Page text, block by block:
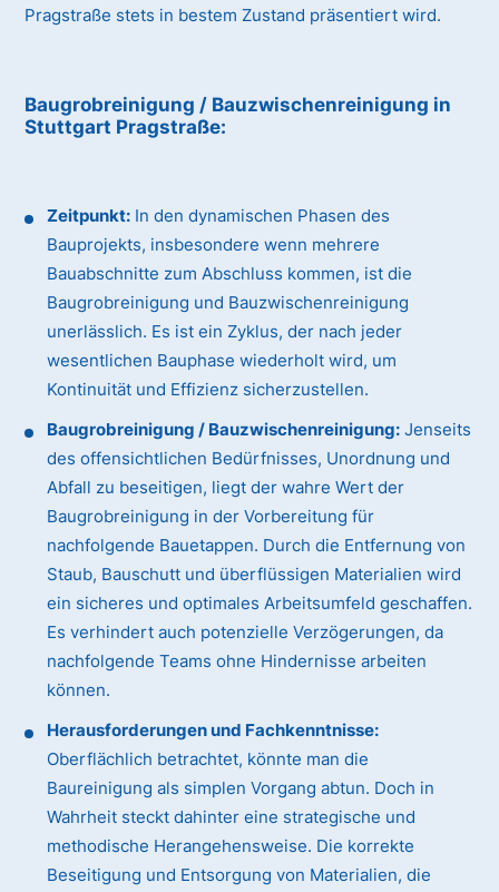
Pragstraße stets in bestem Zustand präsentiert wird.
Baugrobreinigung / Bauzwischenreinigung in
Stuttgart Pragstraße:
Zeitpunkt: In den dynamischen Phasen des
Bauprojekts, insbesondere wenn mehrere
Bauabschnitte zum Abschluss kommen, ist die
Baugrobreinigung und Bauzwischenreinigung
unerlässlich. Es ist ein Zyklus, der nach jeder
wesentlichen Bauphase wiederholt wird, um
Kontinuität und Effizienz sicherzustellen.
Baugrobreinigung / Bauzwischenreinigung: Jenseits
des offensichtlichen Bedürfnisses, Unordnung und
Abfall zu beseitigen, liegt der wahre Wert der
Baugrobreinigung in der Vorbereitung für
nachfolgende Bauetappen. Durch die Entfernung von
Staub, Bauschutt und überflüssigen Materialien wird
ein sicheres und optimales Arbeitsumfeld geschaffen.
Es verhindert auch potenzielle Verzögerungen, da
nachfolgende Teams ohne Hindernisse arbeiten
können.
Herausforderungen und Fachkenntnisse:
Oberflächlich betrachtet, könnte man die
Baureinigung als simplen Vorgang abtun. Doch in
Wahrheit steckt dahinter eine strategische und
methodische Herangehensweise. Die korrekte
Beseitigung und Entsorgung von Materialien, die